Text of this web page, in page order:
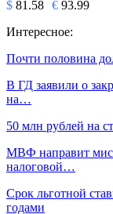
$ 81.58 € 93.99
Интересное:
Почти половина
В ГД заявили о
на…
50 млн рублей на
МВФ направит
налоговой…
Срок льготной
годами